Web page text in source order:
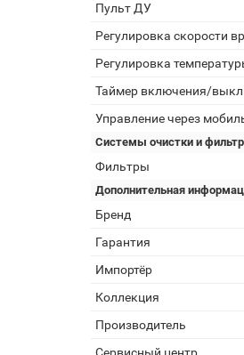
Пульт ДУ
Регулировка скорости
Регулировка
Таймер включения/
Управление через
Системы очистки и
Фильтры
Дополнительная
Бренд
Гарантия
Импортёр
Коллекция
Производитель